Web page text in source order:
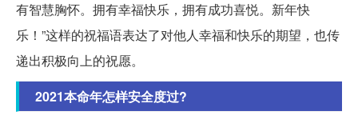
有智慧胸怀。拥有幸福快乐，拥有成功喜悦。新年快
乐！”这样的祝福语表达了对他人幸福和快乐的期望，也传
递出积极向上的祝愿。
2021本命年怎样安全度过?